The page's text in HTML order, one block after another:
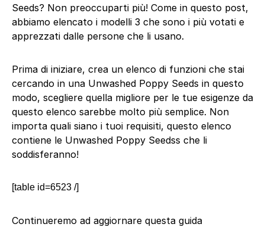
Seeds? Non preoccuparti più! Come in questo post,
abbiamo elencato i modelli 3 che sono i più votati e
apprezzati dalle persone che li usano.
Prima di iniziare, crea un elenco di funzioni che stai
cercando in una Unwashed Poppy Seeds in questo
modo, scegliere quella migliore per le tue esigenze da
questo elenco sarebbe molto più semplice. Non
importa quali siano i tuoi requisiti, questo elenco
contiene le Unwashed Poppy Seedss che li
soddisferanno!
[table id=6523 /]
Continueremo ad aggiornare questa guida